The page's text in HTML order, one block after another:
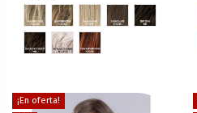
¡En oferta!